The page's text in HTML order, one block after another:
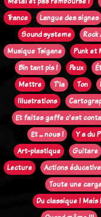
Trance
Langue des signes
Sound systeme
Musique Tsigane
Punk et
Bin tant pis !
Peux
Mettre
T'la Ton
Illustrations
Et faites gaffe c'est
Et ... nous !
Y a du
Art-plastique
Guitare
Lecture
Actions
Toute une
Du classique ! Mais